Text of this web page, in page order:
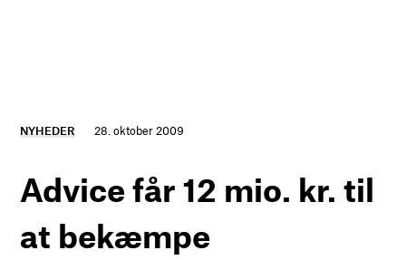
NYHEDER 28. oktober 2009
Advice får 12 mio. kr. til
at bekæmpe